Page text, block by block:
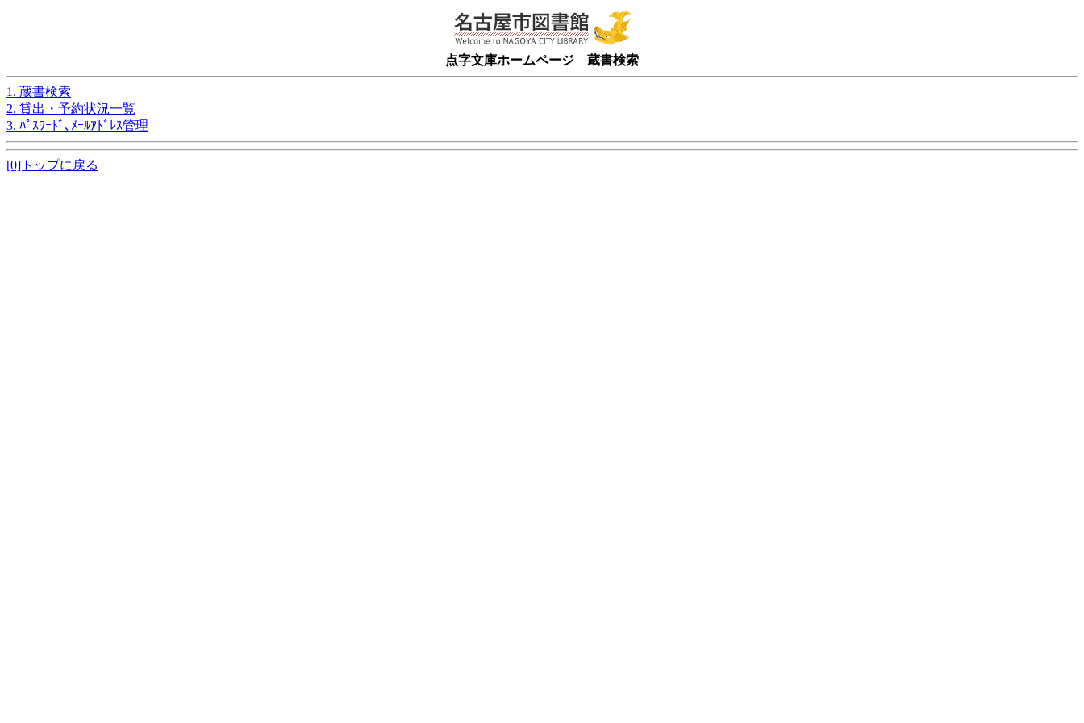
点字文庫ホームページ 蔵書検索
1. 蔵書検索
2. 貸出・予約状況一覧
3. ﾊﾟｽﾜｰﾄﾞ､ﾒｰﾙｱﾄﾞﾚｽ管理
[0]トップに戻る